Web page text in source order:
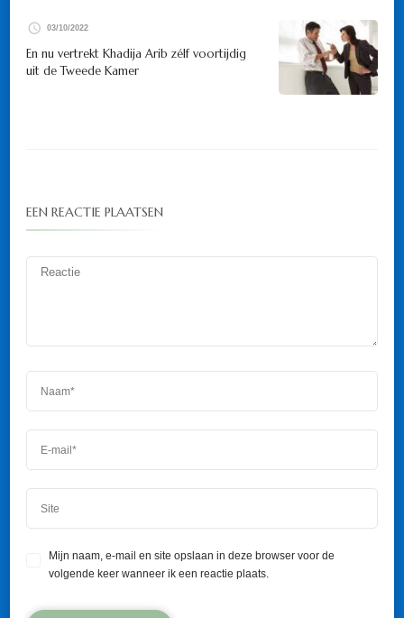
03/10/2022
En nu vertrekt Khadija Arib zélf voortijdig
uit de Tweede Kamer
EEN REACTIE PLAATSEN
Mijn naam, e-mail en site opslaan in deze browser voor de
volgende keer wanneer ik een reactie plaats.